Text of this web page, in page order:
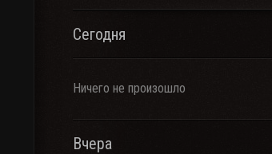
Сегодня
Ничего не произошло
Вчера